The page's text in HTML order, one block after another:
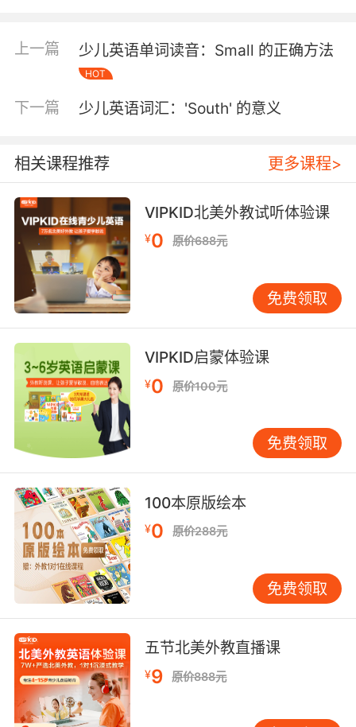
Forward作为副词的用法 作为副词，Forward通
常表示“向前”或“向未来”的动作或趋势。例如：
走上前去迎接客人。） 在这个句子中，Forward
此外，Forward还可以用来表示“提前”或“预先”的
意思。例如： We need to plan forward to
ensure the success of the project. （我们需要
提前规划，以确保项目的成功。） 这里的
Forward强调了提前规划和准备的重要性，以确
保项目能够顺利进行。
Forward作为动词的用法 作为动词，Forward通
常表示“转发”或“传递”的意思。例如： Please
forward this email to the relevant
department. （请将这封邮件转发给相关部
门。） 在这个句子中，Forward表示将邮件传递
给其他部门的行为。 此外，Forward还可以用来
表示“促进”或“推动”某个目标或计划。例如： The
new policy aims to forward the development
of renewable energy. （新政策旨在推动可再生
能源的发展。） 这里的Forward强调了政策在推
动可再生能源发展方面的积极作用。
Forward在短语中的常见用法 Forward在许多常
见的短语中也扮演着重要角色。例如： Look
forward to: 表示“期待”或“盼望”。 I look forward
to meeting you next week. （我期待下周与您
见面。） Move forward: 表示“继续前进”或“推
进”。 We need to move forward with the
project despite the challenges. （尽管面临挑
战，我们需要继续推进项目。） Bring forward:
表示“提出”或“提前”。 The meeting has been
brought forward to Monday. （会议已提前至周
一。） 这些短语在日常交流中非常常见，掌握它
上一篇 少儿英语单词读音：Small 的正确方法
HOT
下一篇 少儿英语词汇：'South' 的意义
相关课程推荐 更多课程>
VIPKID北美外教试听体验课
¥0 原价688元
免费领取
VIPKID启蒙体验课
¥0 原价100元
免费领取
100本原版绘本
¥0 原价288元
免费领取
五节北美外教直播课
¥9 原价888元